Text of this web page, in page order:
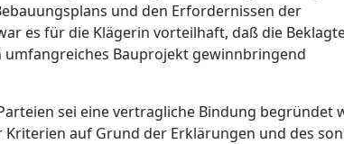
und den Erfordernissen der
es für die Klägerin vorteilhaft, daß die
Bauprojekt gewinnbringend
sei eine vertragliche Bindung begründet
auf Grund der Erklärungen und des